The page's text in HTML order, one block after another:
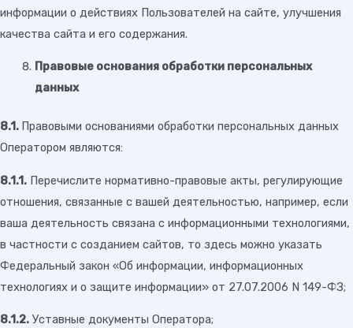
информации о действиях Пользователей на сайте, улучшения
качества сайта и его содержания.
Правовые основания обработки персональных
данных
8.1. Правовыми основаниями обработки персональных данных
Оператором являются:
8.1.1. Перечислите нормативно-правовые акты, регулирующие
отношения, связанные с вашей деятельностью, например, если
ваша деятельность связана с информационными технологиями,
в частности с созданием сайтов, то здесь можно указать
Федеральный закон «Об информации, информационных
технологиях и о защите информации» от 27.07.2006 N 149-ФЗ;
8.1.2. Уставные документы Оператора;